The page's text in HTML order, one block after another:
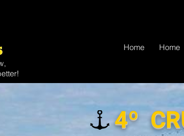
Home Home
4º